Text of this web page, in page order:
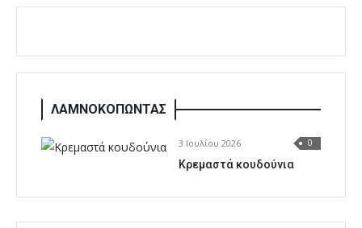
ΛΑΜΝΟΚΟΠΩΝΤΑΣ
3 Ιουλίου 2026 0
Κρεμαστά κουδούνια